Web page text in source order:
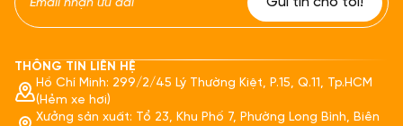
THÔNG TIN LIÊN HỆ
Hồ Chí Minh: 299/2/45 Lý Thường Kiệt, P.15, Q.11, Tp.HCM
(Hẻm xe hơi)
Xưởng sản xuất: Tổ 23, Khu Phố 7, Phường Long Bình, Biên